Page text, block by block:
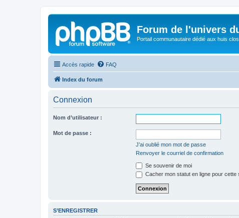
Forum de l'univers
Portail communautaire dédié aux huis clos
Accès rapide FAQ
Index du forum
Connexion
Nom d’utilisateur :
Mot de passe :
J’ai oublié mon mot de passe
Renvoyer le courriel de confirmation
Se souvenir de moi
Cacher mon statut en ligne pour cette
S’ENREGISTRER